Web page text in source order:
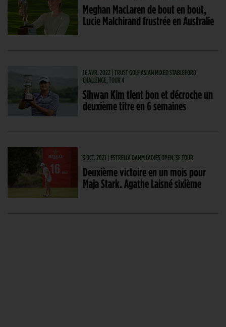
Meghan MacLaren de bout en bout,
Lucie Malchirand frustrée en Australie
16 AVR. 2022 | TRUST GOLF ASIAN MIXED STABLEFORD
CHALLENGE, TOUR 4
Sihwan Kim tient bon et décroche un
deuxième titre en 6 semaines
3 OCT. 2021 | ESTRELLA DAMM LADIES OPEN, 3E TOUR
Deuxième victoire en un mois pour
Maja Stark. Agathe Laisné sixième